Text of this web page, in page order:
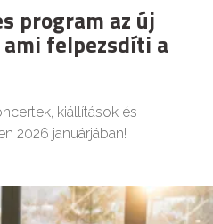
program az új
felpezsdíti a
kiállítások és
2026 januárjában!